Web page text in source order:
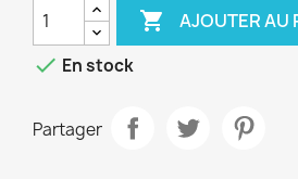
 AJOUTER AU
 En stock
Partager